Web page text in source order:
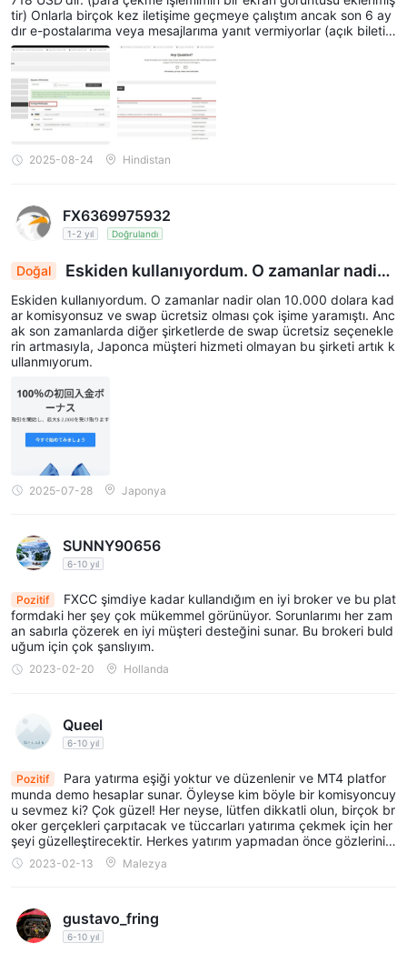
tir) Onlarla birçok kez iletişime geçmeye çalıştım ancak son 6 ay
dır e-postalarıma veya mesajlarıma yanıt vermiyorlar (açık biletin
bir ekran görüntüsü eklenmiştir). Kesinlikle dolandırıcılık veya sah
tekarlık yaptıklarına inanıyorum.
2025-08-24 Hindistan
FX6369975932
1-2 yıl Doğrulandı
Doğal
Eskiden kullanıyordum. O zamanlar nadir
olan 100
Eskiden kullanıyordum. O zamanlar nadir olan 10.000 dolara kad
ar komisyonsuz ve swap ücretsiz olması çok işime yaramıştı. Anc
ak son zamanlarda diğer şirketlerde de swap ücretsiz seçenekle
rin artmasıyla, Japonca müşteri hizmeti olmayan bu şirketi artık k
ullanmıyorum.
2025-07-28 Japonya
SUNNY90656
6-10 yıl
Pozitif
FXCC şimdiye kadar kullandığım en iyi broker ve bu plat
formdaki her şey çok mükemmel görünüyor. Sorunlarımı her zam
an sabırla çözerek en iyi müşteri desteğini sunar. Bu brokeri buld
uğum için çok şanslıyım.
2023-02-20 Hollanda
Queel
6-10 yıl
Pozitif
Para yatırma eşiği yoktur ve düzenlenir ve MT4 platfor
munda demo hesaplar sunar. Öyleyse kim böyle bir komisyoncuy
u sevmez ki? Çok güzel! Her neyse, lütfen dikkatli olun, birçok br
oker gerçekleri çarpıtacak ve tüccarları yatırıma çekmek için her
şeyi güzelleştirecektir. Herkes yatırım yapmadan önce gözlerini
parlatmalı!
2023-02-13 Malezya
gustavo_fring
6-10 yıl